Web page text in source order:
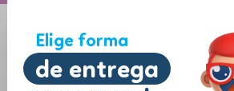
Elige forma
de entrega